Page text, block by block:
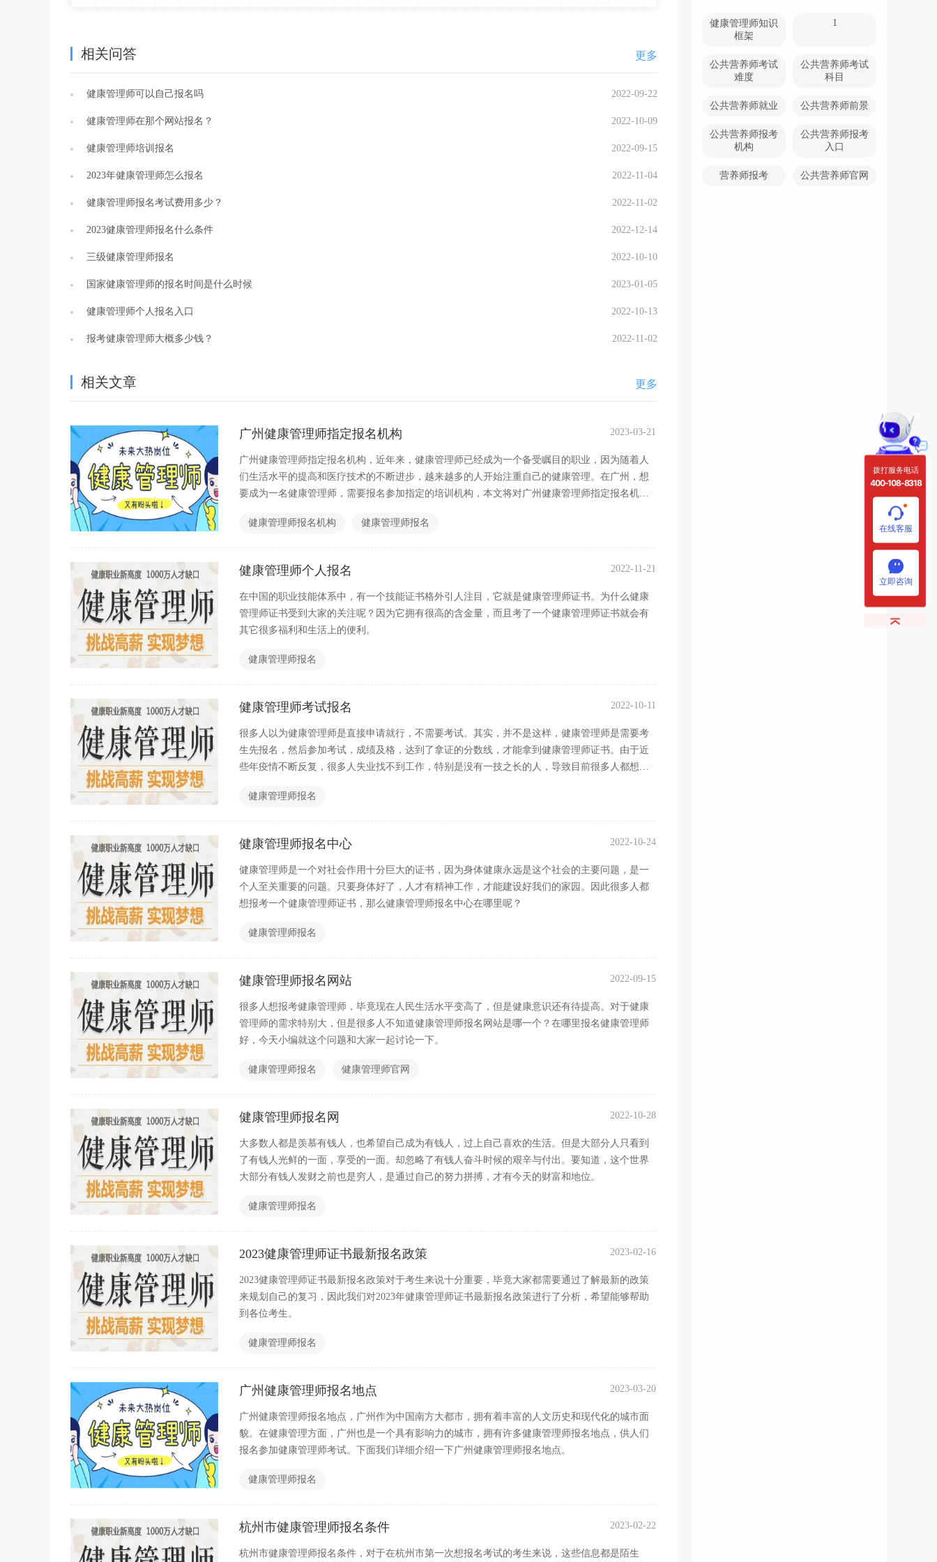
相关问答 更多
健康管理师可以自己报名吗 2022-09-22
健康管理师在那个网站报名？ 2022-10-09
健康管理师培训报名 2022-09-15
2023年健康管理师怎么报名 2022-11-04
健康管理师报名考试费用多少？ 2022-11-02
2023健康管理师报名什么条件 2022-12-14
三级健康管理师报名 2022-10-10
国家健康管理师的报名时间是什么时候 2023-01-05
健康管理师个人报名入口 2022-10-13
报考健康管理师大概多少钱？ 2022-11-02
相关文章 更多
广州健康管理师指定报名机构 2023-03-21
广州健康管理师指定报名机构，近年来，健康管理师已经成为一个备受瞩目的职业，因为随着人
们生活水平的提高和医疗技术的不断进步，越来越多的人开始注重自己的健康管理。在广州，想
要成为一名健康管理师，需要报名参加指定的培训机构，本文将对广州健康管理师指定报名机构
健康管理师报名机构
健康管理师报名
健康管理师个人报名 2022-11-21
在中国的职业技能体系中，有一个技能证书格外引人注目，它就是健康管理师证书。为什么健康
管理师证书受到大家的关注呢？因为它拥有很高的含金量，而且考了一个健康管理师证书就会有
其它很多福利和生活上的便利。
健康管理师报名
健康管理师考试报名 2022-10-11
很多人以为健康管理师是直接申请就行，不需要考试。其实，并不是这样，健康管理师是需要考
生先报名，然后参加考试，成绩及格，达到了拿证的分数线，才能拿到健康管理师证书。由于近
些年疫情不断反复，很多人失业找不到工作，特别是没有一技之长的人，导致目前很多人都想考
健康管理师报名
健康管理师报名中心 2022-10-24
健康管理师是一个对社会作用十分巨大的证书，因为身体健康永远是这个社会的主要问题，是一
个人至关重要的问题。只要身体好了，人才有精神工作，才能建设好我们的家园。因此很多人都
想报考一个健康管理师证书，那么健康管理师报名中心在哪里呢？
健康管理师报名
健康管理师报名网站 2022-09-15
很多人想报考健康管理师，毕竟现在人民生活水平变高了，但是健康意识还有待提高。对于健康
管理师的需求特别大，但是很多人不知道健康管理师报名网站是哪一个？在哪里报名健康管理师
好，今天小编就这个问题和大家一起讨论一下。
健康管理师报名 健康管理师官网
健康管理师报名网 2022-10-28
大多数人都是羡慕有钱人，也希望自己成为有钱人，过上自己喜欢的生活。但是大部分人只看到
了有钱人光鲜的一面，享受的一面。却忽略了有钱人奋斗时候的艰辛与付出。要知道，这个世界
大部分有钱人发财之前也是穷人，是通过自己的努力拼搏，才有今天的财富和地位。
健康管理师报名
2023健康管理师证书最新报名政策 2023-02-16
2023健康管理师证书最新报名政策对于考生来说十分重要，毕竟大家都需要通过了解最新的政策
来规划自己的复习，因此我们对2023年健康管理师证书最新报名政策进行了分析，希望能够帮助
到各位考生。
健康管理师报名
广州健康管理师报名地点 2023-03-20
广州健康管理师报名地点，广州作为中国南方大都市，拥有着丰富的人文历史和现代化的城市面
貌。在健康管理方面，广州也是一个具有影响力的城市，拥有许多健康管理师报名地点，供人们
报名参加健康管理师考试。下面我们详细介绍一下广州健康管理师报名地点。
健康管理师报名
杭州市健康管理师报名条件 2023-02-22
杭州市健康管理师报名条件，对于在杭州市第一次想报名考试的考生来说，这些信息都是陌生
健康管理师知识
框架
1
公共营养师考试
难度
公共营养师考试
科目
公共营养师就业 公共营养师前景
公共营养师报考
机构
公共营养师报考
入口
营养师报考 公共营养师官网
拨打服务电话
400-108-8318
在线客服
立即咨询